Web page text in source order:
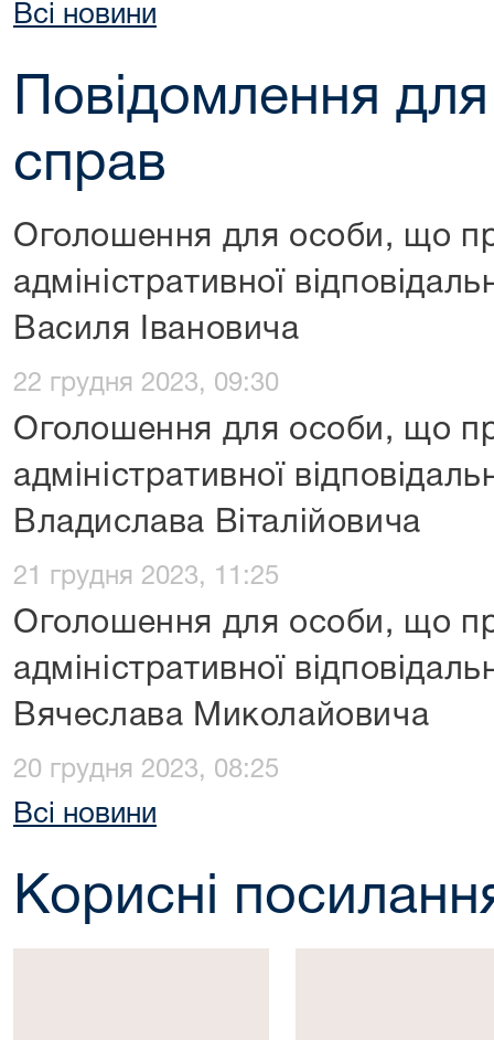
Всі новини
Повідомлення
справ
Оголошення для особи, що
адміністративної
Василя Івановича
22 грудня 2023, 09:30
Оголошення для особи, що
адміністративної
Владислава Віталійовича
21 грудня 2023, 11:25
Оголошення для особи, що
адміністративної
Вячеслава Миколайовича
20 грудня 2023, 08:25
Всі новини
Корисні